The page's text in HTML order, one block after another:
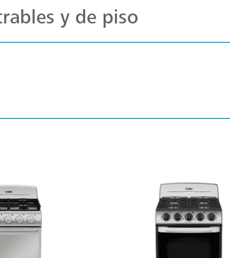
y de piso